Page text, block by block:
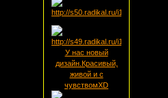
У нас новый
дизайн.Красивый,
живой и с
чувствомXD